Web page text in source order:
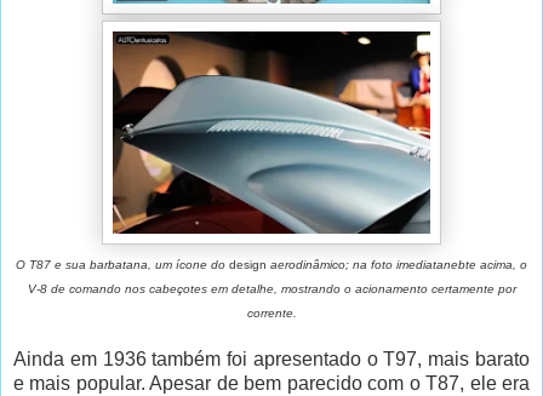
O T87 e sua barbatana, um ícone do design aerodinâmico; na foto imediatanebte acima, o
V-8 de comando nos cabeçotes em detalhe, mostrando o acionamento certamente por
corrente.
Ainda em 1936 também foi apresentado o T97, mais barato
e mais popular. Apesar de bem parecido com o T87, ele era